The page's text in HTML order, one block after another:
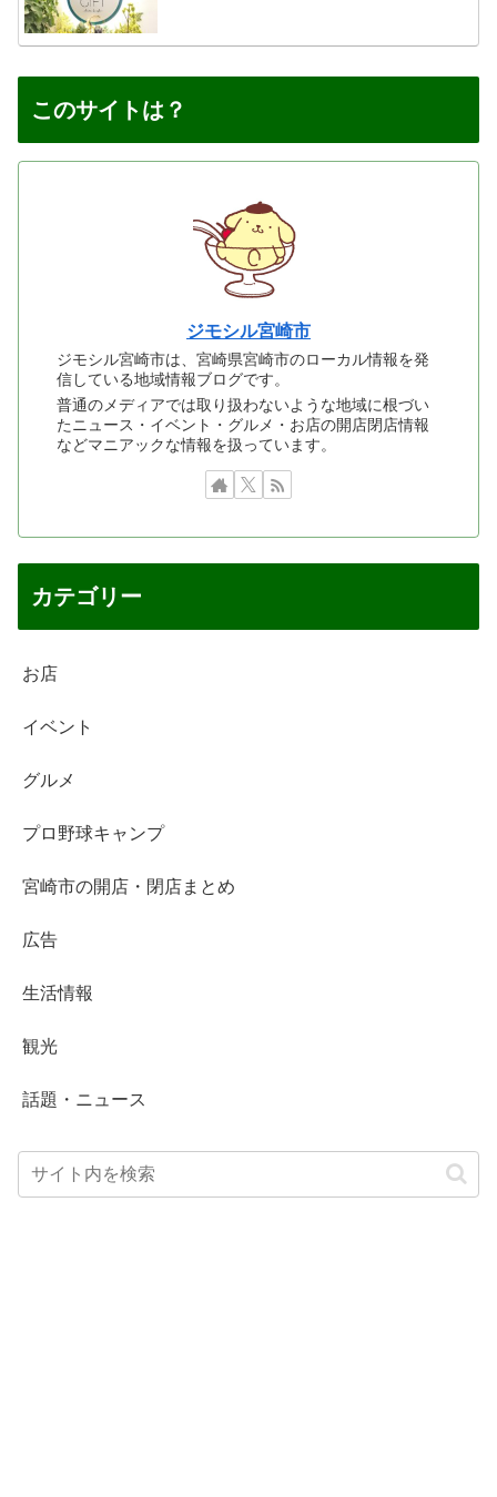
このサイトは？
ジモシル宮崎市
ジモシル宮崎市は、宮崎県宮崎市のローカル情報を発
信している地域情報ブログです。
普通のメディアでは取り扱わないような地域に根づい
たニュース・イベント・グルメ・お店の開店閉店情報
などマニアックな情報を扱っています。
カテゴリー
お店
イベント
グルメ
プロ野球キャンプ
宮崎市の開店・閉店まとめ
広告
生活情報
観光
話題・ニュース